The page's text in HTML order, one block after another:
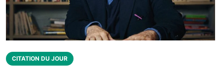
CITATION DU JOUR